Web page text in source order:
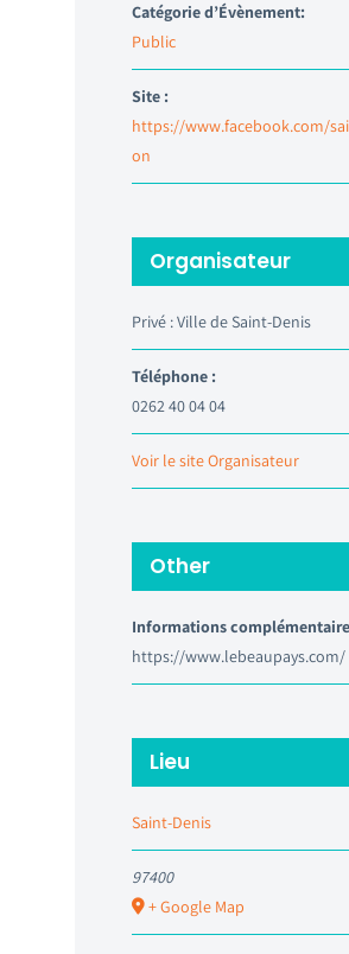
Catégorie d’Évènement:
Public
Site :
https://www.facebook.com/
on
Organisateur
Privé : Ville de Saint-Denis
Téléphone :
0262 40 04 04
Voir le site Organisateur
Other
Informations
https://www.lebeaupays.com/
Lieu
Saint-Denis
97400
+ Google Map